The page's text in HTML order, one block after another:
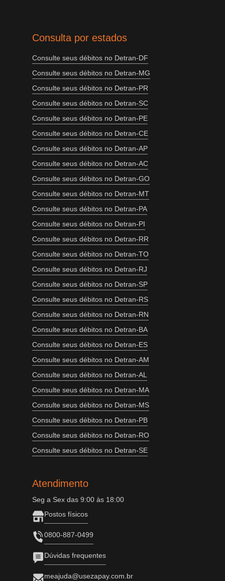
Consulta por estados
Consulte seus débitos no Detran-DF
Consulte seus débitos no Detran-MG
Consulte seus débitos no Detran-PR
Consulte seus débitos no Detran-SC
Consulte seus débitos no Detran-PE
Consulte seus débitos no Detran-CE
Consulte seus débitos no Detran-AP
Consulte seus débitos no Detran-AC
Consulte seus débitos no Detran-GO
Consulte seus débitos no Detran-MT
Consulte seus débitos no Detran-PA
Consulte seus débitos no Detran-PI
Consulte seus débitos no Detran-RR
Consulte seus débitos no Detran-TO
Consulte seus débitos no Detran-RJ
Consulte seus débitos no Detran-SP
Consulte seus débitos no Detran-RS
Consulte seus débitos no Detran-RN
Consulte seus débitos no Detran-BA
Consulte seus débitos no Detran-ES
Consulte seus débitos no Detran-AM
Consulte seus débitos no Detran-AL
Consulte seus débitos no Detran-MA
Consulte seus débitos no Detran-MS
Consulte seus débitos no Detran-PB
Consulte seus débitos no Detran-RO
Consulte seus débitos no Detran-SE
Atendimento
Seg a Sex das 9:00 às 18:00
Postos físicos
0800-887-0499
Dúvidas frequentes
meajuda@usezapay.com.br